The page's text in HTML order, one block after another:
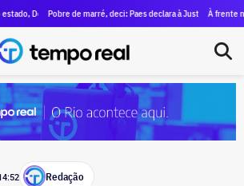
patrimônio de R$ 577 mil
Ruas declara patrimônio de R$ 1,4 milhão à Justiça
Pobre de marré, deci: Paes declara à Justiça Eleitoral um
À frente nas
Redação